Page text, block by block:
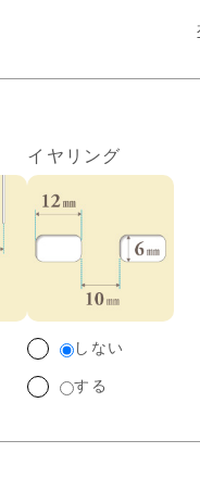
イヤリング
しない
する